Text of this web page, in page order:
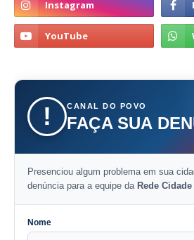
! CANAL DO POVO
FAÇA SUA
Presenciou algum problema em sua
denúncia para a equipe da Rede
Nome